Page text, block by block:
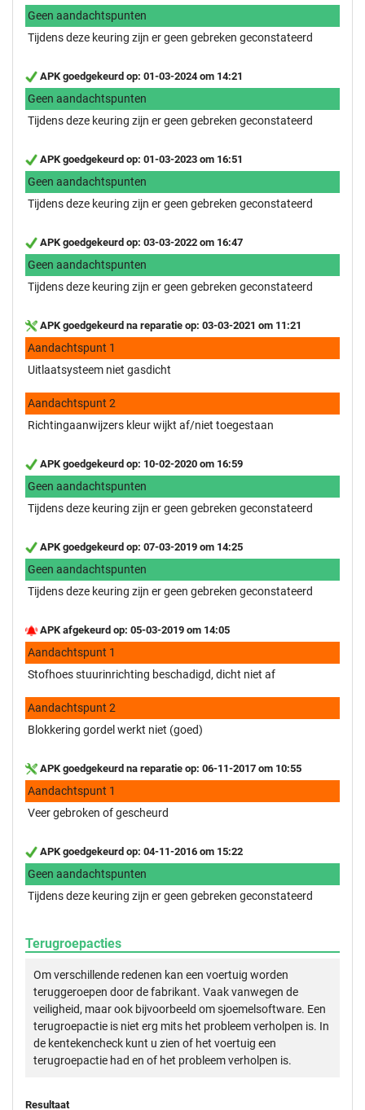
Geen aandachtspunten
Tijdens deze keuring zijn er geen gebreken geconstateerd
APK goedgekeurd op: 01-03-2024 om 14:21
Geen aandachtspunten
Tijdens deze keuring zijn er geen gebreken geconstateerd
APK goedgekeurd op: 01-03-2023 om 16:51
Geen aandachtspunten
Tijdens deze keuring zijn er geen gebreken geconstateerd
APK goedgekeurd op: 03-03-2022 om 16:47
Geen aandachtspunten
Tijdens deze keuring zijn er geen gebreken geconstateerd
APK goedgekeurd na reparatie op: 03-03-2021 om 11:21
Aandachtspunt 1
Uitlaatsysteem niet gasdicht
Aandachtspunt 2
Richtingaanwijzers kleur wijkt af/niet toegestaan
APK goedgekeurd op: 10-02-2020 om 16:59
Geen aandachtspunten
Tijdens deze keuring zijn er geen gebreken geconstateerd
APK goedgekeurd op: 07-03-2019 om 14:25
Geen aandachtspunten
Tijdens deze keuring zijn er geen gebreken geconstateerd
APK afgekeurd op: 05-03-2019 om 14:05
Aandachtspunt 1
Stofhoes stuurinrichting beschadigd, dicht niet af
Aandachtspunt 2
Blokkering gordel werkt niet (goed)
APK goedgekeurd na reparatie op: 06-11-2017 om 10:55
Aandachtspunt 1
Veer gebroken of gescheurd
APK goedgekeurd op: 04-11-2016 om 15:22
Geen aandachtspunten
Tijdens deze keuring zijn er geen gebreken geconstateerd
Terugroepacties
Om verschillende redenen kan een voertuig worden
teruggeroepen door de fabrikant. Vaak vanwegen de
veiligheid, maar ook bijvoorbeeld om sjoemelsoftware. Een
terugroepactie is niet erg mits het probleem verholpen is. In
de kentekencheck kunt u zien of het voertuig een
terugroepactie had en of het probleem verholpen is.
Resultaat